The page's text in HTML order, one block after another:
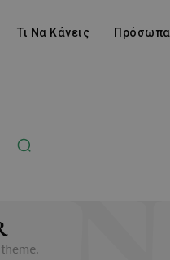
Τι Να Κάνεις Πρόσωπα